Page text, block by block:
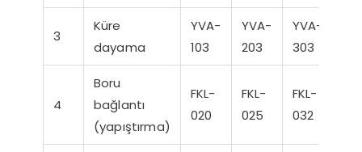
3
Küre
dayama
YVA-
103
YVA-
203
YVA-
303
4
Boru
bağlantı
(yapıştırma)
FKL-
020
FKL-
025
FKL-
032